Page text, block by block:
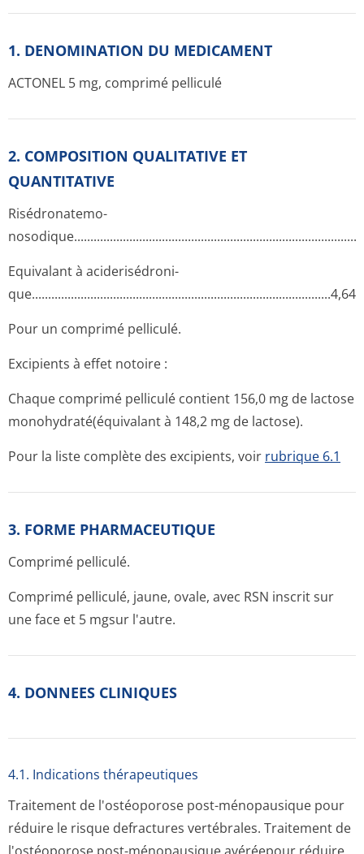
1. DENOMINATION DU MEDICAMENT
ACTONEL 5 mg, comprimé pelliculé
2. COMPOSITION QUALITATIVE ET
QUANTITATIVE
Risédronatemo­
Equivalant à aciderisédroni­
que..........­.............­.............­.............­.............­.............­.............­....4,64
Pour un comprimé pelliculé.
Excipients à effet notoire :
Chaque comprimé pelliculé contient 156,0 mg de lactose
monohydraté(é­quivalant à 148,2 mg de lactose).
Pour la liste complète des excipients, voir rubrique 6.1
3. FORME PHARMACEUTIQUE
Comprimé pelliculé.
Comprimé pelliculé, jaune, ovale, avec RSN inscrit sur
une face et 5 mgsur l'autre.
4. DONNEES CLINIQUES
4.1. Indications thérapeutiques
Traitement de l'ostéoporose post-ménopausique pour
réduire le risque defractures vertébrales. Traitement de